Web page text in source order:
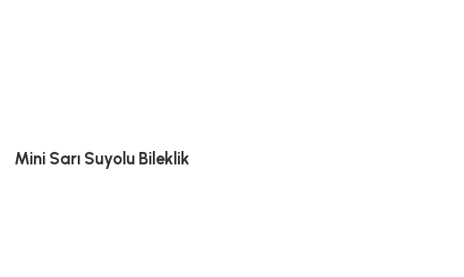
Mini Sarı Suyolu Bileklik